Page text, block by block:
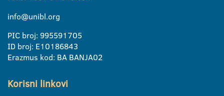
info@unibl.org
PIC broj: 995591705
ID broj: E10186843
Erazmus kod: BA BANJA02
Korisni linkovi